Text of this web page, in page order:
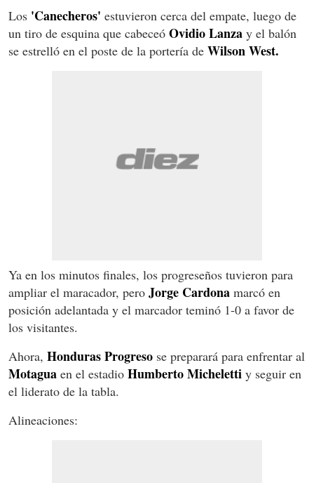
Los 'Canecheros' estuvieron cerca del empate, luego de
un tiro de esquina que cabeceó Ovidio Lanza y el balón
se estrelló en el poste de la portería de Wilson West.
Ya en los minutos finales, los progreseños tuvieron para
ampliar el maracador, pero Jorge Cardona marcó en
posición adelantada y el marcador teminó 1-0 a favor de
los visitantes.
Ahora, Honduras Progreso se preparará para enfrentar al
Motagua en el estadio Humberto Micheletti y seguir en
el liderato de la tabla.
Alineaciones: